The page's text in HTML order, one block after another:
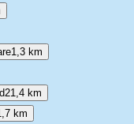
1,3 km
21,4 km
km